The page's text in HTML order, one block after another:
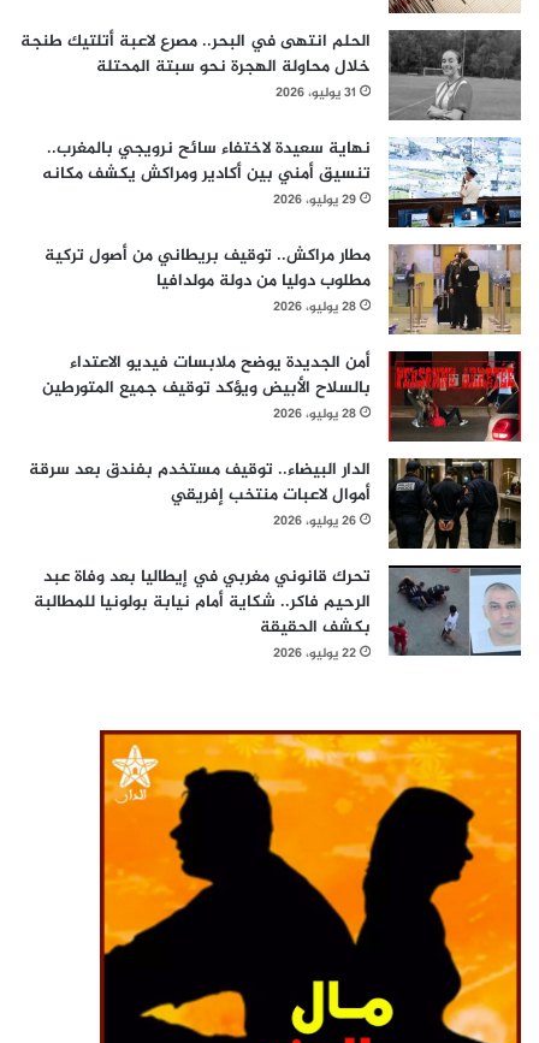
الحلم انتهى في البحر.. مصرع لاعبة أتلتيك طنجة
خلال محاولة الهجرة نحو سبتة المحتلة
31 يوليو، 2026
نهاية سعيدة لاختفاء سائح نرويجي بالمغرب..
تنسيق أمني بين أكادير ومراكش يكشف مكانه
29 يوليو، 2026
مطار مراكش.. توقيف بريطاني من أصول تركية
مطلوب دوليا من دولة مولدافيا
28 يوليو، 2026
أمن الجديدة يوضح ملابسات فيديو الاعتداء
بالسلاح الأبيض ويؤكد توقيف جميع المتورطين
28 يوليو، 2026
الدار البيضاء.. توقيف مستخدم بفندق بعد سرقة
أموال لاعبات منتخب إفريقي
26 يوليو، 2026
تحرك قانوني مغربي في إيطاليا بعد وفاة عبد
الرحيم فاكر.. شكاية أمام نيابة بولونيا للمطالبة
بكشف الحقيقة
22 يوليو، 2026